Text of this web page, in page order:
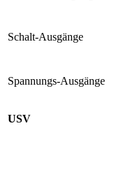
Schalt-Ausgänge
Spannungs-Ausgänge
USV